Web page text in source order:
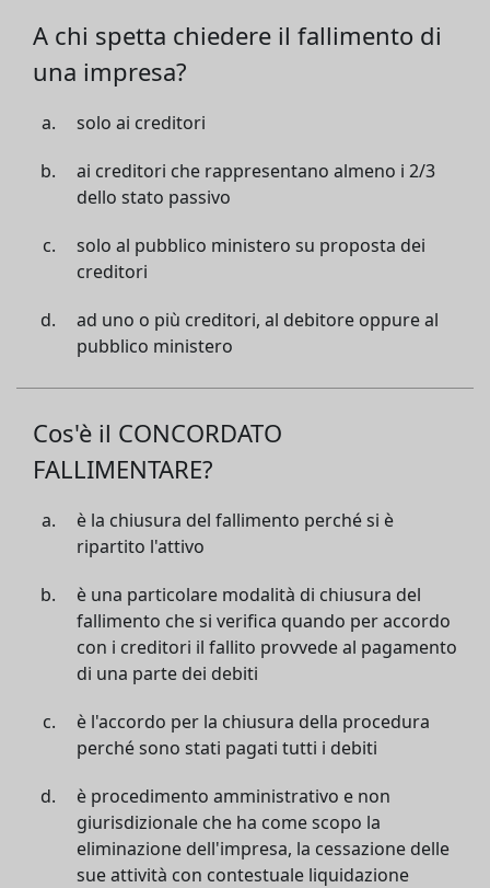
A chi spetta chiedere il fallimento di
una impresa?
solo ai creditori
ai creditori che rappresentano almeno i 2/3
dello stato passivo
solo al pubblico ministero su proposta dei
creditori
ad uno o più creditori, al debitore oppure al
pubblico ministero
Cos'è il CONCORDATO
FALLIMENTARE?
è la chiusura del fallimento perché si è
ripartito l'attivo
è una particolare modalità di chiusura del
fallimento che si verifica quando per accordo
con i creditori il fallito provvede al pagamento
di una parte dei debiti
è l'accordo per la chiusura della procedura
perché sono stati pagati tutti i debiti
è procedimento amministrativo e non
giurisdizionale che ha come scopo la
eliminazione dell'impresa, la cessazione delle
sue attività con contestuale liquidazione